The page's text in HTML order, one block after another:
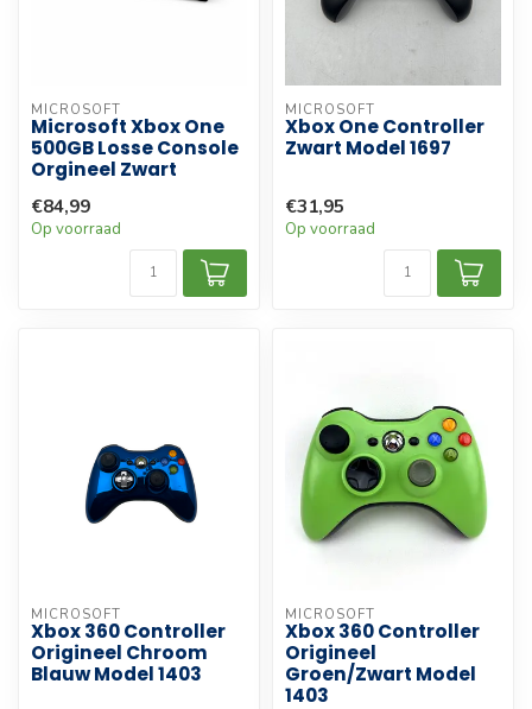
MICROSOFT
Microsoft Xbox One
500GB Losse Console
Orgineel Zwart
€84,99
Op voorraad
MICROSOFT
Xbox One Controller
Zwart Model 1697
€31,95
Op voorraad
MICROSOFT
Xbox 360 Controller
Origineel Chroom
Blauw Model 1403
MICROSOFT
Xbox 360 Controller
Origineel
Groen/Zwart Model
1403